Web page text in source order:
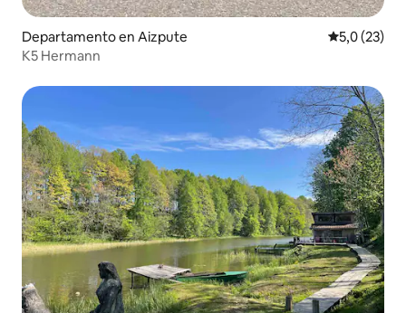
Departamento en Aizpute Calificación
5,0 (23)
K5 Hermann